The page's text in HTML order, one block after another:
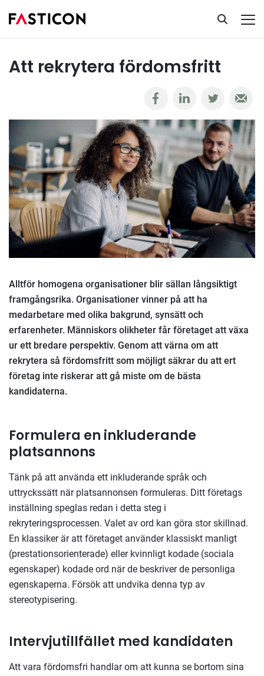
Ta del av vår kunskapsbank
Att rekrytera fördomsfritt
Alltför homogena organisationer blir sällan långsiktigt
framgångsrika. Organisationer vinner på att ha
medarbetare med olika bakgrund, synsätt och
erfarenheter. Människors olikheter får företaget att växa
ur ett bredare perspektiv. Genom att värna om att
rekrytera så fördomsfritt som möjligt säkrar du att ert
företag inte riskerar att gå miste om de bästa
kandidaterna.
Formulera en inkluderande
platsannons
Tänk på att använda ett inkluderande språk och
uttryckssätt när platsannonsen formuleras. Ditt företags
inställning speglas redan i detta steg i
rekryteringsprocessen. Valet av ord kan göra stor skillnad.
En klassiker är att företaget använder klassiskt manligt
(prestationsorienterade) eller kvinnligt kodade (sociala
egenskaper) kodade ord när de beskriver de personliga
egenskaperna. Försök att undvika denna typ av
stereotypisering.
Intervjutillfället med kandidaten
Att vara fördomsfri handlar om att kunna se bortom sina